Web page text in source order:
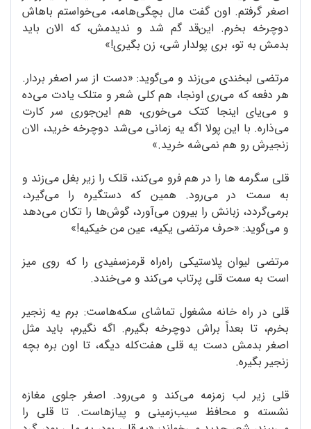
اصغر گرفتم. اون گفت مال بچگی‌هامه، می‌خواستم باهاش
دوچرخه بخرم. این‌قد گم شد و ندیدمش، که الان باید
بدمش به تو، بری پولدار شی، زن بگیری!»
مرتضی لبخندی می‌زند و می‌گوید: «دست از سر اصغر بردار.
هر دفعه که می‌ری اونجا، هم کلی شعر و متلک یادت می‌ده
و می‌یای اینجا کتک می‌خوری، هم این‌جوری سر کارت
می‌ذاره. با این پولا اگه یه زمانی می‌شد دوچرخه خرید، الان
زنجیرش رو هم نمی‌شه خرید.»
قلی سگرمه ها را در هم فرو می‌کند، قلک را زیر بغل می‌زند و
به سمت در می‌رود. همین که دستگیره را می‌گیرد،
برمی‌گردد، زبانش را بیرون می‌آورد، گوش‌ها را تکان می‌دهد
و می‌گوید: «حرف مرتضی یکیه، عین من خیکیه!»
مرتضی لیوان پلاستیکی راه‌راه قرمزسفیدی را که روی میز
است به سمت قلی پرتاب می‌کند و می‌خندد.
قلی در راه خانه مشغول تماشای سکه‌هاست: برم یه زنجیر
بخرم، تا بعداً براش دوچرخه بگیرم. اگه نگیرم، باید مثل
اصغر بدمش دست یه قلی هفت‌کله دیگه، تا اون بره بچه
زنجیر بگیره.
قلی زیر لب زمزمه می‌کند و می‌رود. اصغر جلوی مغازه
نشسته و محافظ سیب‌زمینی و پیازهاست. تا قلی را